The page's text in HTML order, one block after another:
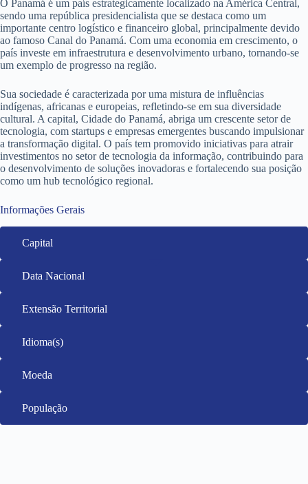
O Panamá é um país estrategicamente localizado na América Central,
sendo uma república presidencialista que se destaca como um
importante centro logístico e financeiro global, principalmente devido
ao famoso Canal do Panamá. Com uma economia em crescimento, o
país investe em infraestrutura e desenvolvimento urbano, tornando-se
um exemplo de progresso na região.
Sua sociedade é caracterizada por uma mistura de influências
indígenas, africanas e europeias, refletindo-se em sua diversidade
cultural. A capital, Cidade do Panamá, abriga um crescente setor de
tecnologia, com startups e empresas emergentes buscando impulsionar
a transformação digital. O país tem promovido iniciativas para atrair
investimentos no setor de tecnologia da informação, contribuindo para
o desenvolvimento de soluções inovadoras e fortalecendo sua posição
como um hub tecnológico regional.
Informações Gerais
Capital
Data Nacional
Extensão Territorial
Idioma(s)
Moeda
População